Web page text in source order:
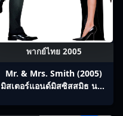
พากย์ไทย 2005
Mr. & Mrs. Smith (2005)
มิสเตอร์แอนด์มิสซิสสมิธ นาย